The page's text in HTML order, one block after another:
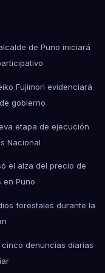
de Puno iniciará
Fujimori evidenciará
gobierno
etapa de ejecución
Nacional
el alza del precio de
en Puno
forestales durante la
denuncias diarias